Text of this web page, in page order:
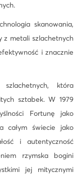
skanowania,
z metali szlachetnych
i znacznie
która
sztabek. W 1979
Fortunę jako
całym świecie jako
i autentyczność
rzymska bogini
jej mitycznymi